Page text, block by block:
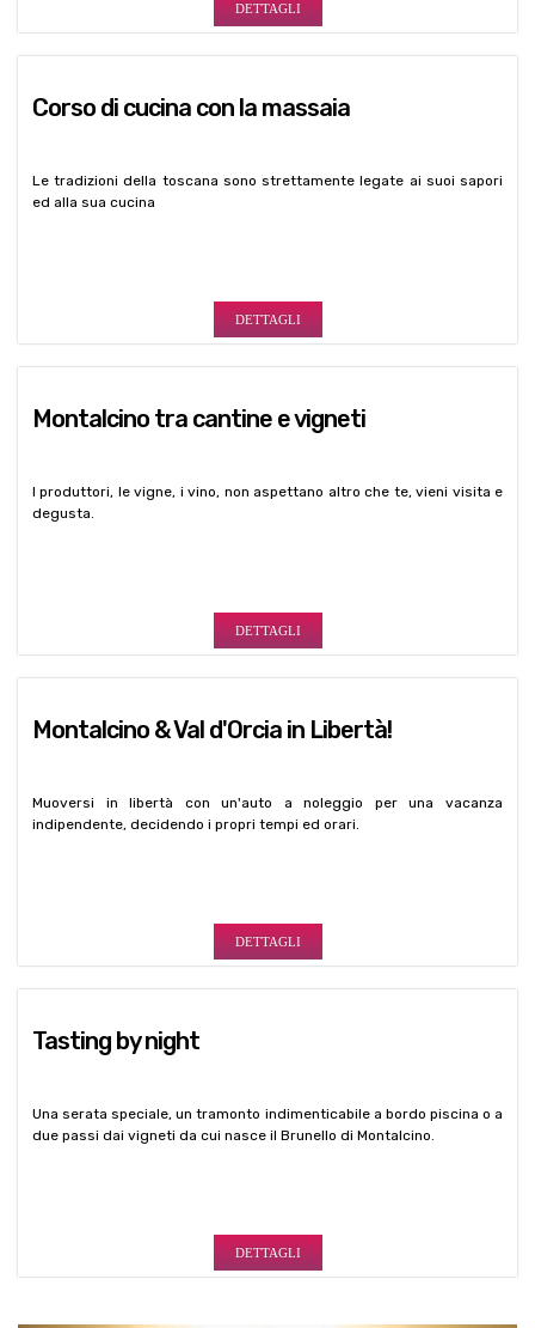
Le tradizioni della toscana sono strettamente legate ai suoi sapori
ed alla sua cucina
DETTAGLI
I produttori, le vigne, i vino, non aspettano altro che te, vieni visita e
degusta.
DETTAGLI
Muoversi in libertà con un'auto a noleggio per una vacanza
indipendente, decidendo i propri tempi ed orari.
DETTAGLI
Una serata speciale, un tramonto indimenticabile a bordo piscina o a
due passi dai vigneti da cui nasce il Brunello di Montalcino.
DETTAGLI
Sei un appassionato
di vini e di viaggi?